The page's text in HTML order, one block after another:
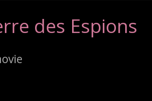
des Espions